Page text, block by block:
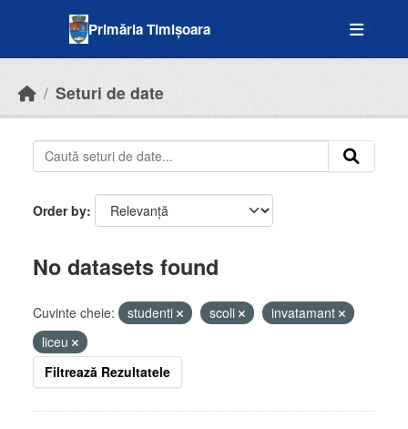
Primăria Timișoara
Seturi de date
Order by
No datasets found
Cuvinte cheie: studenti scoli
invatamant
liceu
Filtrează Rezultatele